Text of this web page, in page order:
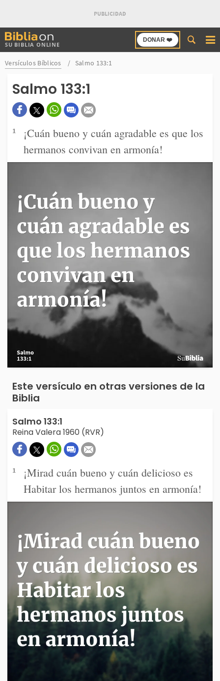
SU BIBLIA ONLINE
DONAR ❤️
Buscar
en
Bibliaon
Versículos Bíblicos Salmo 133:1
Salmo 133:1
1
¡Cuán bueno y cuán agradable es que los
hermanos convivan en armonía!
Este versículo en otras versiones de la
Biblia
Salmo 133:1
Reina Valera 1960 (RVR)
1
¡Mirad cuán bueno y cuán delicioso es
Habitar los hermanos juntos en armonía!